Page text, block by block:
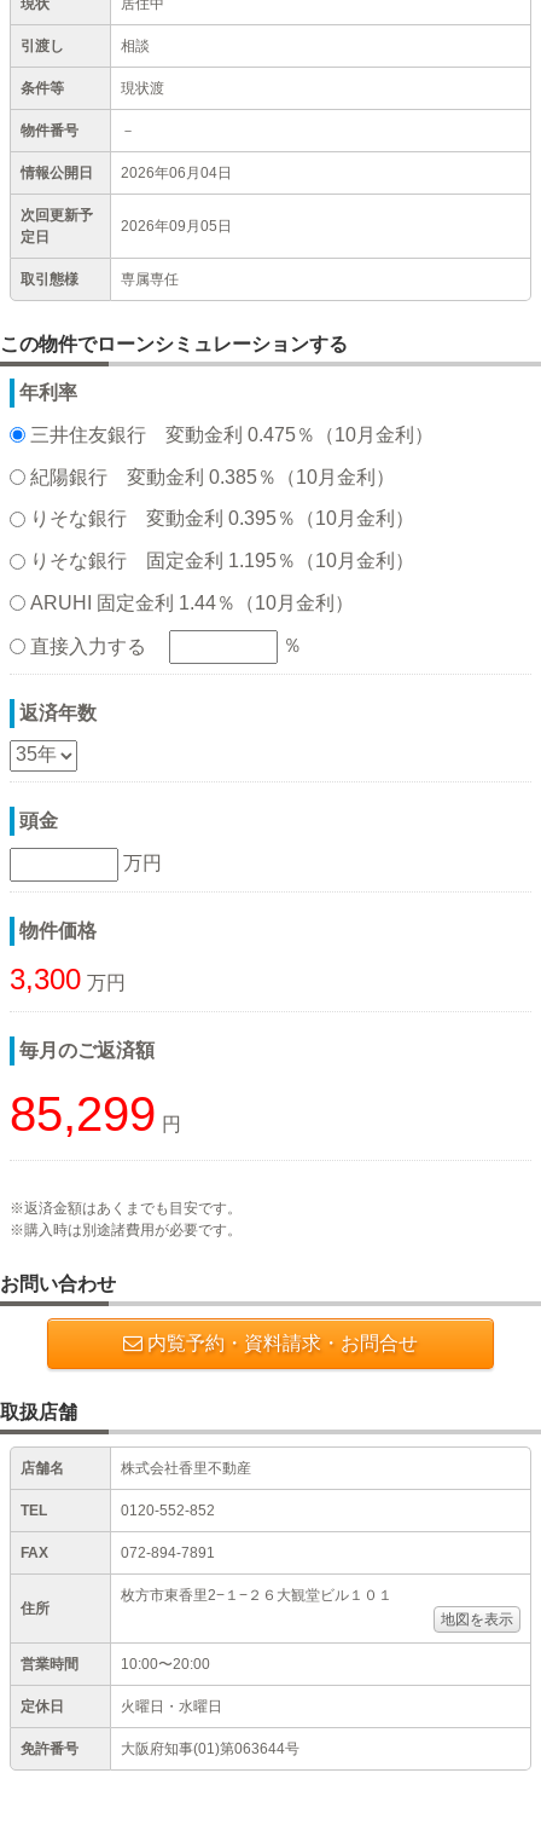
現状 居住中
引渡し 相談
条件等 現状渡
物件番号 －
情報公開日 2026年06月04日
次回更新予
定日
2026年09月05日
取引態様 専属専任
この物件でローンシミュレーションする
年利率
三井住友銀行 変動金利 0.475％（10月金利）
紀陽銀行 変動金利 0.385％（10月金利）
りそな銀行 変動金利 0.395％（10月金利）
りそな銀行 固定金利 1.195％（10月金利）
ARUHI 固定金利 1.44％（10月金利）
直接入力する ％
返済年数
頭金
万円
物件価格
3,300 万円
毎月のご返済額
85,299 円
※返済金額はあくまでも目安です。
※購入時は別途諸費用が必要です。
お問い合わせ
内覧予約・資料請求・お問合せ
取扱店舗
店舗名 株式会社香里不動産
TEL 0120-552-852
FAX 072-894-7891
住所
枚方市東香里2−１−２６大観堂ビル１０１
地図を表示
営業時間 10:00〜20:00
定休日 火曜日・水曜日
免許番号 大阪府知事(01)第063644号